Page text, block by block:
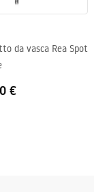
5 anni
da vasca Rea Spot
€